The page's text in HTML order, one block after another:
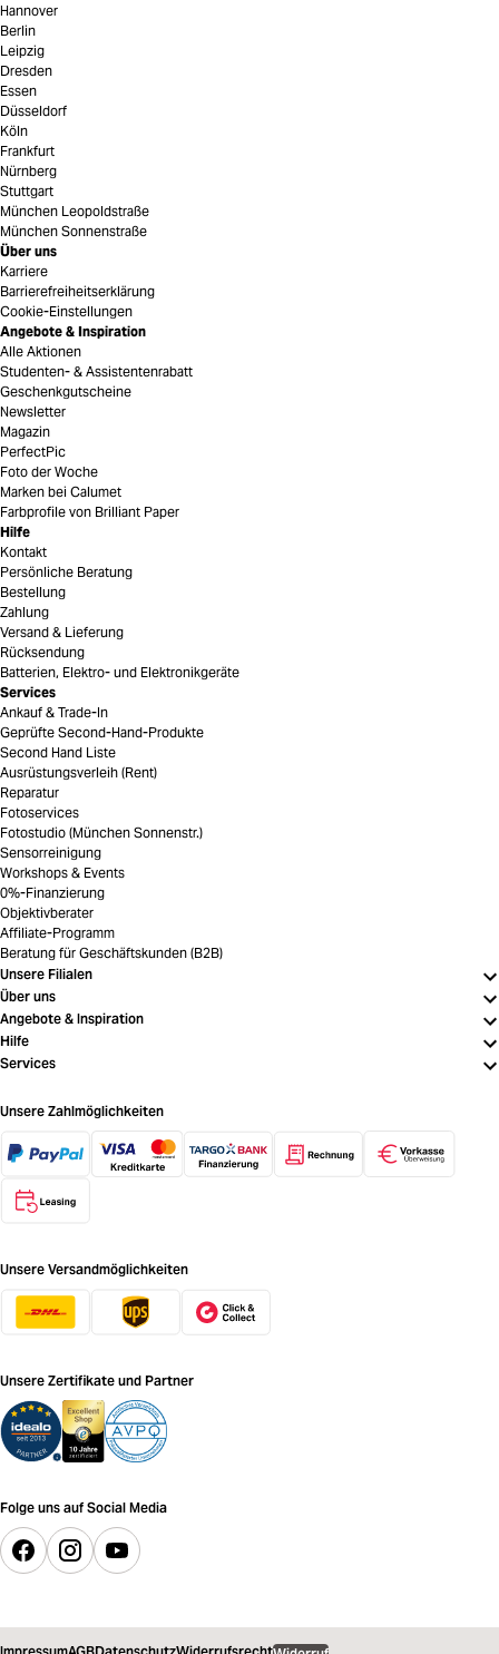
Hannover
Berlin
Leipzig
Dresden
Essen
Düsseldorf
Köln
Frankfurt
Nürnberg
Stuttgart
München Leopoldstraße
München Sonnenstraße
Über uns
Karriere
Barrierefreiheitserklärung
Cookie-Einstellungen
Angebote & Inspiration
Alle Aktionen
Studenten- & Assistentenrabatt
Geschenkgutscheine
Newsletter
Magazin
PerfectPic
Foto der Woche
Marken bei Calumet
Farbprofile von Brilliant Paper
Hilfe
Kontakt
Persönliche Beratung
Bestellung
Zahlung
Versand & Lieferung
Rücksendung
Batterien, Elektro- und Elektronikgeräte
Services
Ankauf & Trade-In
Geprüfte Second-Hand-Produkte
Second Hand Liste
Ausrüstungsverleih (Rent)
Reparatur
Fotoservices
Fotostudio (München Sonnenstr.)
Sensorreinigung
Workshops & Events
0%-Finanzierung
Objektivberater
Affiliate-Programm
Beratung für Geschäftskunden (B2B)
Unsere Filialen
Über uns
Angebote & Inspiration
Hilfe
Services
Unsere Zahlmöglichkeiten
Unsere Versandmöglichkeiten
Unsere Zertifikate und Partner
Folge uns auf Social Media